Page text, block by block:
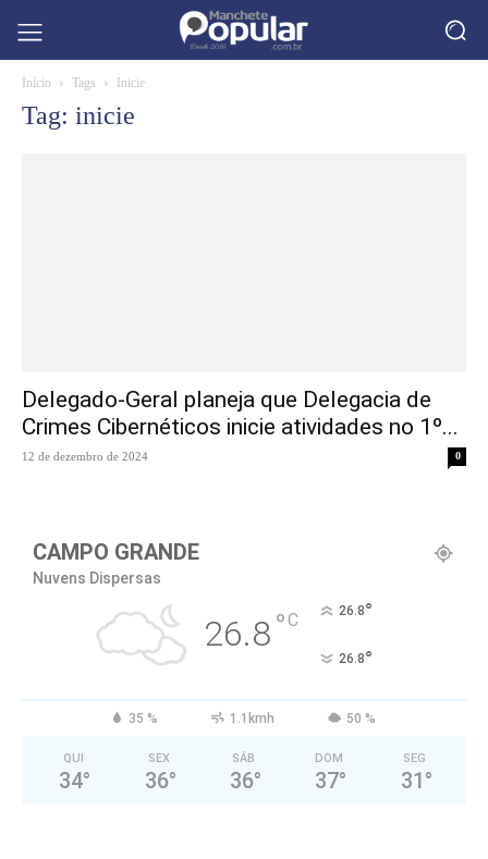
Início Tags Inicie
Tag: inicie
Delegado-Geral planeja que Delegacia de
Crimes Cibernéticos inicie atividades no 1º...
12 de dezembro de 2024 0
CAMPO GRANDE
Nuvens Dispersas
26.8°C 26.8°
26.8°
35 % 1.1kmh 50 %
QUI
34°
SEX
36°
SÁB
36°
DOM
37°
SEG
31 °